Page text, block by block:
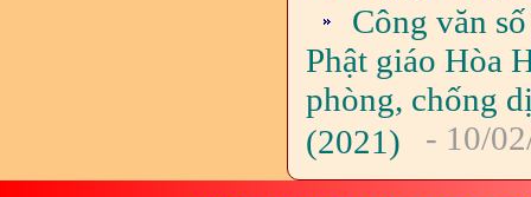
Công văn
Phật giáo Hòa
phòng, chống
(2021)
- 10/